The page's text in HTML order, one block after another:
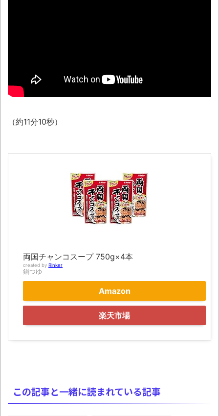
wwww
「天才か」いや変態です、宝鐘マリンの
斎も大喜びの構図過ぎておもろい件ほか、8月
8月26日にリメイク完結編「FF7リベレーシ
ョン」の新映像が公開！欧州gamescom 2026
レトロパソコンの雑誌掲載プログラムリス
トを打ち込んだゲームプレイ動画で当時が懐か
お前らの身体の悩み教えてくれ
「アメリカのヤンキーがアジア人にケンカ
を売った結果ｗｗｗ」 ほか
【読書感想】山野辺太郎『いつか深い穴に
落ちるまで』
映画ちいかわ観に行ったので感想を書きま
独学で挑んだ2026年二級建築士学科試験結
果速報（仮）
（約11分10秒）
両国チャンコスープ 750g×4本
created by Rinker
鍋つゆ
Amazon
楽天市場
この記事と一緒に読まれている記事